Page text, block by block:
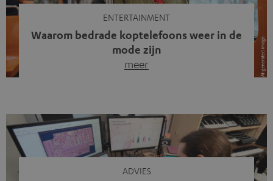
ENTERTAINMENT
Waarom bedrade koptelefoons weer in de
mode zijn
meer
tegenwoordig iets opvallends. Op straat, in de trein en
zelfs tijdens videogesprekken dragen steeds meer
mensen weer oordopjes met een kabel. De angst voor
kabels is niet verdwenen. Maar wat op het eerste […]
ADVIES